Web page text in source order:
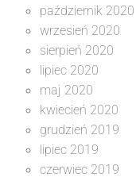
październik 2020
wrzesień 2020
sierpień 2020
lipiec 2020
maj 2020
kwiecień 2020
grudzień 2019
lipiec 2019
czerwiec 2019